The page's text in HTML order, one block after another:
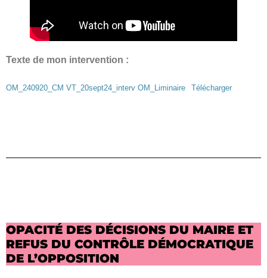
Texte de mon intervention :
OM_240920_CM VT_20sept24_interv OM_Liminaire Télécharger
OPACITÉ DES DÉCISIONS DU MAIRE ET
REFUS DU CONTRÔLE DÉMOCRATIQUE
DE L’OPPOSITION